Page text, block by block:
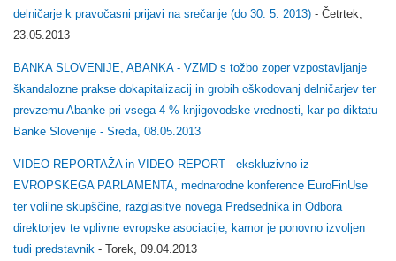
delničarje k pravočasni prijavi na srečanje (do 30. 5. 2013) - Četrtek,
23.05.2013
BANKA SLOVENIJE, ABANKA - VZMD s tožbo zoper vzpostavljanje
škandalozne prakse dokapitalizacij in grobih oškodovanj delničarjev ter
prevzemu Abanke pri vsega 4 % knjigovodske vrednosti, kar po diktatu
Banke Slovenije - Sreda, 08.05.2013
VIDEO REPORTAŽA in VIDEO REPORT - ekskluzivno iz
EVROPSKEGA PARLAMENTA, mednarodne konference EuroFinUse
ter volilne skupščine, razglasitve novega Predsednika in Odbora
direktorjev te vplivne evropske asociacije, kamor je ponovno izvoljen
tudi predstavnik - Torek, 09.04.2013